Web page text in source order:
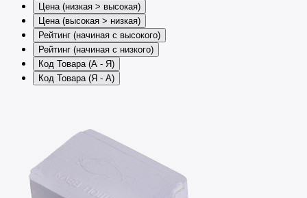
Цена (низкая > высокая)
Цена (высокая > низкая)
Рейтинг (начиная с высокого)
Рейтинг (начиная с низкого)
Код Товара (А - Я)
Код Товара (Я - А)